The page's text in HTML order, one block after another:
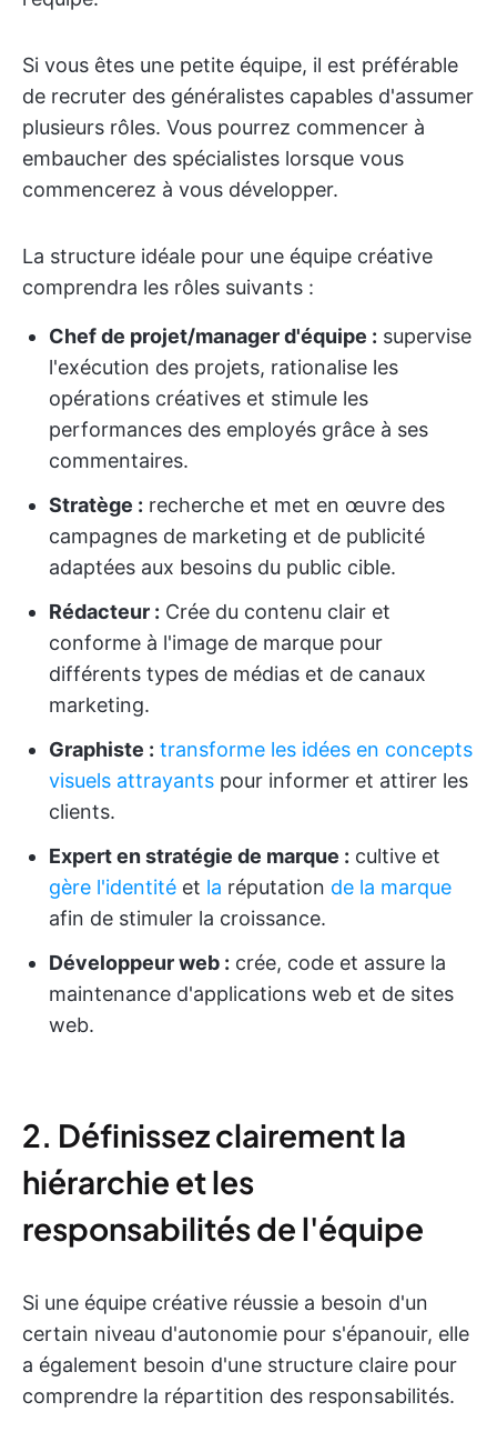
Si vous êtes une petite équipe, il est préférable
de recruter des généralistes capables d'assumer
plusieurs rôles. Vous pourrez commencer à
embaucher des spécialistes lorsque vous
commencerez à vous développer.
La structure idéale pour une équipe créative
comprendra les rôles suivants :
Chef de projet/manager d'équipe : supervise
l'exécution des projets, rationalise les
opérations créatives et stimule les
performances des employés grâce à ses
commentaires.
Stratège : recherche et met en œuvre des
campagnes de marketing et de publicité
adaptées aux besoins du public cible.
Rédacteur : Crée du contenu clair et
conforme à l'image de marque pour
différents types de médias et de canaux
marketing.
Graphiste : transforme les idées en concepts
visuels attrayants pour informer et attirer les
clients.
Expert en stratégie de marque : cultive et
gère l'identité et la réputation de la marque
afin de stimuler la croissance.
Développeur web : crée, code et assure la
maintenance d'applications web et de sites
web.
2. Définissez clairement la
hiérarchie et les
responsabilités de l'équipe
Si une équipe créative réussie a besoin d'un
certain niveau d'autonomie pour s'épanouir, elle
a également besoin d'une structure claire pour
comprendre la répartition des responsabilités.